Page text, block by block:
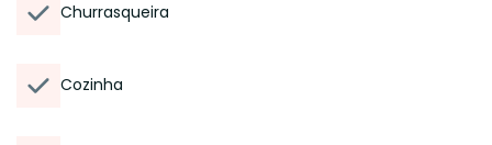
Churrasqueira
Cozinha